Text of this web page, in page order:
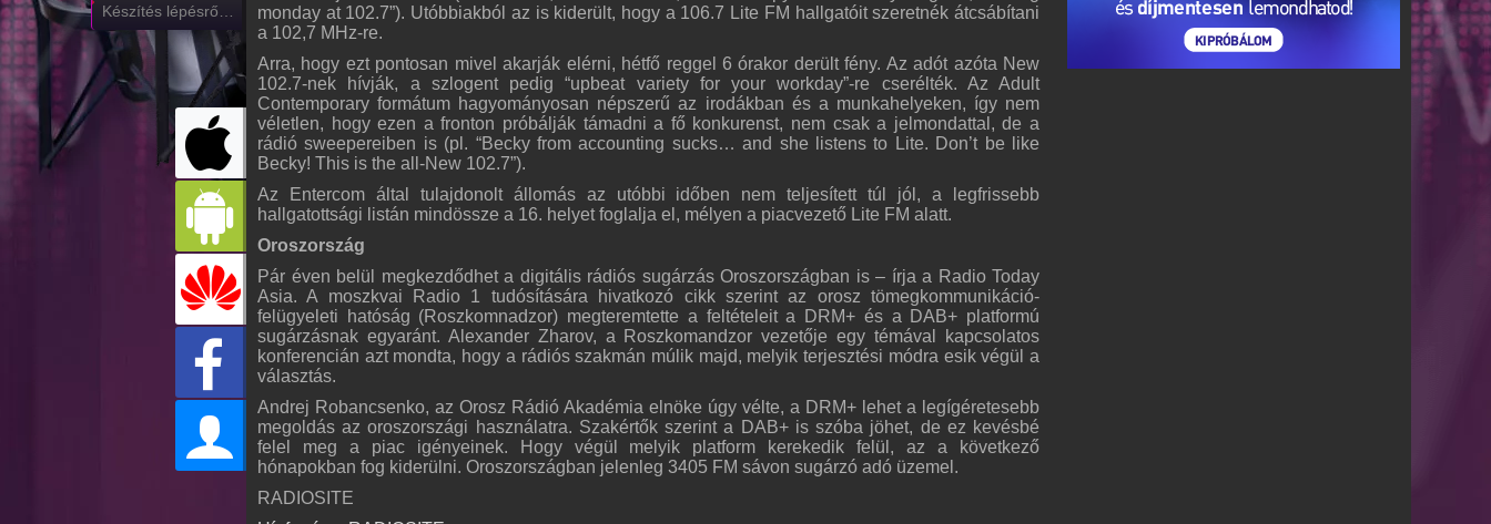
monday at 102.7”). Utóbbiakból az is kiderült, hogy a 106.7 Lite FM hallgatóit szeretnék átcsábítani
a 102,7 MHz-re.
Arra, hogy ezt pontosan mivel akarják elérni, hétfő reggel 6 órakor derült fény. Az adót azóta New
102.7-nek hívják, a szlogent pedig “upbeat variety for your workday”-re cserélték. Az Adult
Contemporary formátum hagyományosan népszerű az irodákban és a munkahelyeken, így nem
véletlen, hogy ezen a fronton próbálják támadni a fő konkurenst, nem csak a jelmondattal, de a
rádió sweepereiben is (pl. “Becky from accounting sucks… and she listens to Lite. Don’t be like
Becky! This is the all-New 102.7”).
Az Entercom által tulajdonolt állomás az utóbbi időben nem teljesített túl jól, a legfrissebb
hallgatottsági listán mindössze a 16. helyet foglalja el, mélyen a piacvezető Lite FM alatt.
Oroszország
Pár éven belül megkezdődhet a digitális rádiós sugárzás Oroszországban is – írja a Radio Today
Asia. A moszkvai Radio 1 tudósítására hivatkozó cikk szerint az orosz tömegkommunikáció-
felügyeleti hatóság (Roszkomnadzor) megteremtette a feltételeit a DRM+ és a DAB+ platformú
sugárzásnak egyaránt. Alexander Zharov, a Roszkomandzor vezetője egy témával kapcsolatos
konferencián azt mondta, hogy a rádiós szakmán múlik majd, melyik terjesztési módra esik végül a
választás.
Andrej Robancsenko, az Orosz Rádió Akadémia elnöke úgy vélte, a DRM+ lehet a legígéretesebb
megoldás az oroszországi használatra. Szakértők szerint a DAB+ is szóba jöhet, de ez kevésbé
felel meg a piac igényeinek. Hogy végül melyik platform kerekedik felül, az a következő
hónapokban fog kiderülni. Oroszországban jelenleg 3405 FM sávon sugárzó adó üzemel.
RADIOSITE